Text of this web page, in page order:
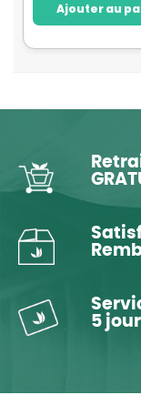
Ajouter au
5